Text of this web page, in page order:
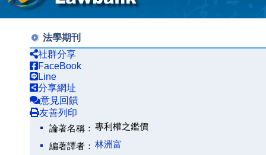
法學期刊
社群分享
FaceBook
Line
分享網址
意見回饋
友善列印
論著名稱： 專利權之鑑價
編著譯者： 林洲富